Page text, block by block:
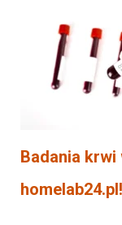
Badania
homelab24.pl!